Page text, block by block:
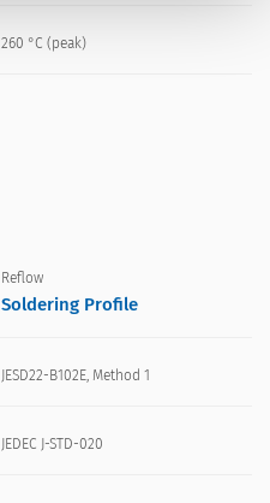
260 °C (peak)
Reflow
Soldering Profile
JESD22-B102E, Method 1
JEDEC J-STD-020